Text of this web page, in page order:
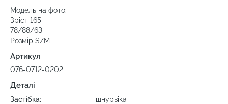
Модель на фото:
Зріст 165
78/88/63
Розмір S/М
Артикул
076-0712-0202
Деталі
Застібка:
шнурвіка